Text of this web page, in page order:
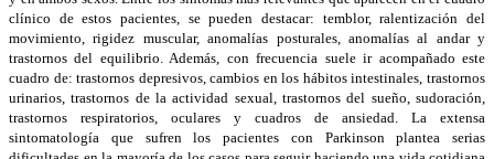
clínico de estos pacientes, se pueden destacar: temblor, ralentización del
movimiento, rigidez muscular, anomalías posturales, anomalías al andar y
trastornos del equilibrio. Además, con frecuencia suele ir acompañado este
cuadro de: trastornos depresivos, cambios en los hábitos intestinales, trastornos
urinarios, trastornos de la actividad sexual, trastornos del sueño, sudoración,
trastornos respiratorios, oculares y cuadros de ansiedad. La extensa
sintomatología que sufren los pacientes con Parkinson plantea serias